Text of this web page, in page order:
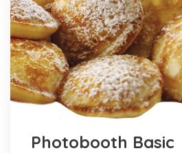
Photobooth Basic